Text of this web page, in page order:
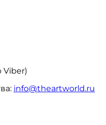
Viber)
info@theartworld.ru